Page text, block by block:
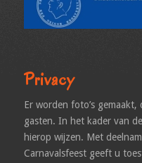
Privacy
Er worden foto’s
gasten. In het kader van
hierop wijzen. Met
Carnavalsfeest geeft u